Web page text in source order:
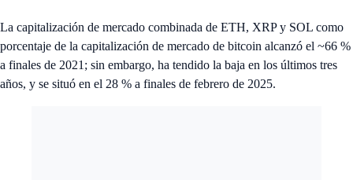
La capitalización de mercado combinada de ETH, XRP y SOL como
porcentaje de la capitalización de mercado de bitcoin alcanzó el ~66 %
a finales de 2021; sin embargo, ha tendido la baja en los últimos tres
años, y se situó en el 28 % a finales de febrero de 2025.